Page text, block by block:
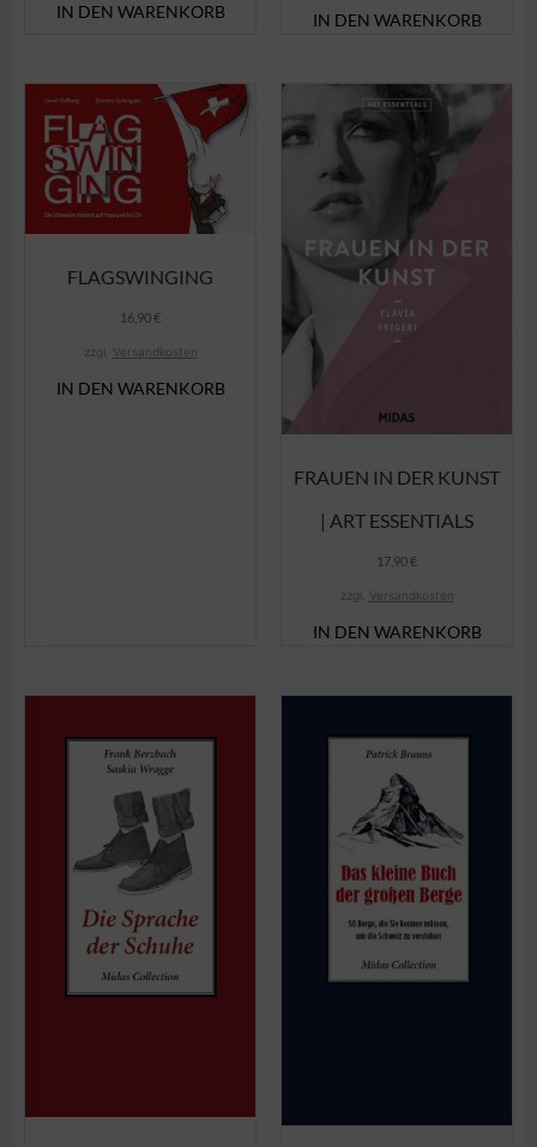
IN DEN WARENKORB IN DEN WARENKORB
FLAGSWINGING
16,90€
zzgl. Versandkosten
IN DEN WARENKORB
FRAUEN IN DER KUNST
| ART ESSENTIALS
17,90€
zzgl. Versandkosten
IN DEN WARENKORB